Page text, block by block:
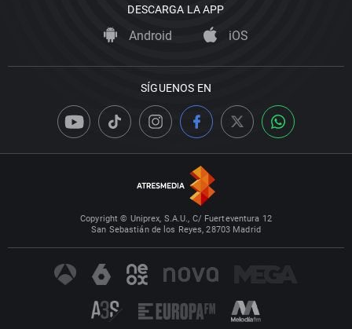
DESCARGA LA APP
Android iOS
SÍGUENOS EN
Copyright © Uniprex, S.A.U., C/ Fuerteventura 12
San Sebastián de los Reyes, 28703 Madrid